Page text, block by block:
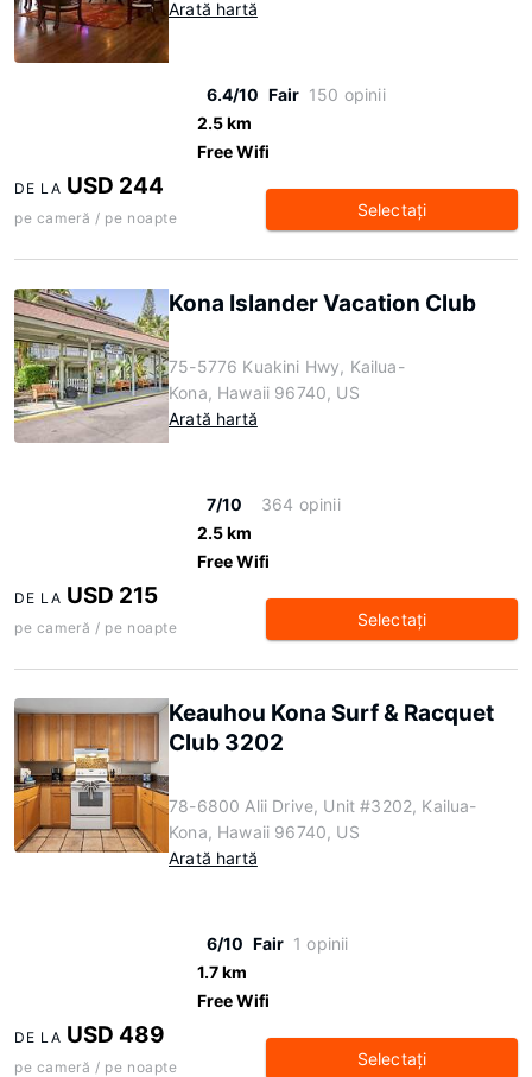
Arată hartă
6.4/10 Fair 150 opinii
2.5 km
Free Wifi
DE LA USD 244
pe cameră / pe noapte Selectaţi
Kona Islander Vacation Club
75-5776 Kuakini Hwy, Kailua-
Kona, Hawaii 96740, US
Arată hartă
7/10
364 opinii
2.5 km
Free Wifi
DE LA USD 215
pe cameră / pe noapte Selectaţi
Keauhou Kona Surf & Racquet
Club 3202
78-6800 Alii Drive, Unit #3202, Kailua-
Kona, Hawaii 96740, US
Arată hartă
6/10 Fair 1 opinii
1.7 km
Free Wifi
DE LA USD 489
pe cameră / pe noapte Selectaţi